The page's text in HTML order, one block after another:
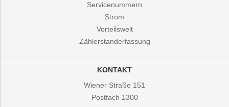
Servicenummern
Strom
Vorteilswelt
Zählerstanderfassung
KONTAKT
Wiener Straße 151
Postfach 1300